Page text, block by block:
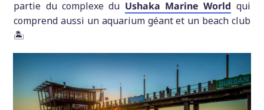
partie du complexe du Ushaka Marine World qui
comprend aussi un aquarium géant et un beach club
🏝️